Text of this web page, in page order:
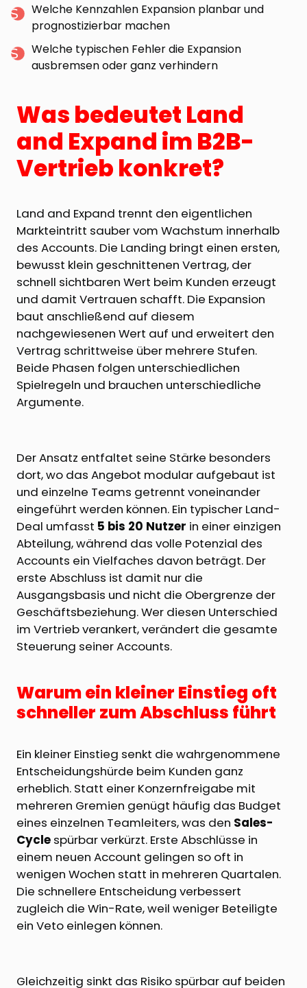
Welche Kennzahlen Expansion planbar und
prognostizierbar machen
Welche typischen Fehler die Expansion
ausbremsen oder ganz verhindern
Was bedeutet Land
and Expand im B2B-
Vertrieb konkret?
Land and Expand trennt den eigentlichen
Markteintritt sauber vom Wachstum innerhalb
des Accounts. Die Landing bringt einen ersten,
bewusst klein geschnittenen Vertrag, der
schnell sichtbaren Wert beim Kunden erzeugt
und damit Vertrauen schafft. Die Expansion
baut anschließend auf diesem
nachgewiesenen Wert auf und erweitert den
Vertrag schrittweise über mehrere Stufen.
Beide Phasen folgen unterschiedlichen
Spielregeln und brauchen unterschiedliche
Argumente.
Der Ansatz entfaltet seine Stärke besonders
dort, wo das Angebot modular aufgebaut ist
und einzelne Teams getrennt voneinander
eingeführt werden können. Ein typischer Land-
Deal umfasst 5 bis 20 Nutzer in einer einzigen
Abteilung, während das volle Potenzial des
Accounts ein Vielfaches davon beträgt. Der
erste Abschluss ist damit nur die
Ausgangsbasis und nicht die Obergrenze der
Geschäftsbeziehung. Wer diesen Unterschied
im Vertrieb verankert, verändert die gesamte
Steuerung seiner Accounts.
Warum ein kleiner Einstieg oft
schneller zum Abschluss führt
Ein kleiner Einstieg senkt die wahrgenommene
Entscheidungshürde beim Kunden ganz
erheblich. Statt einer Konzernfreigabe mit
mehreren Gremien genügt häufig das Budget
eines einzelnen Teamleiters, was den Sales-
Cycle spürbar verkürzt. Erste Abschlüsse in
einem neuen Account gelingen so oft in
wenigen Wochen statt in mehreren Quartalen.
Die schnellere Entscheidung verbessert
zugleich die Win-Rate, weil weniger Beteiligte
ein Veto einlegen können.
Gleichzeitig sinkt das Risiko spürbar auf beiden